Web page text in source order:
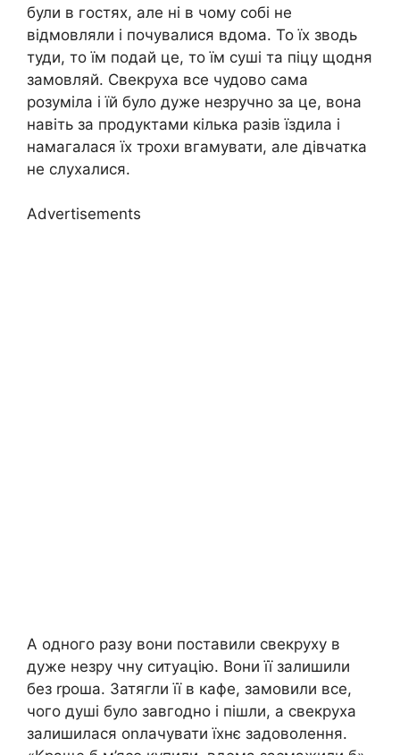
були в гостях, але ні в чому собі не
відмовляли і почувалися вдома. То їх зводь
туди, то їм подай це, то їм суші та піцу щодня
замовляй. Свекруха все чудово сама
розуміла і їй було дуже незручно за це, вона
навіть за продуктами кілька разів їздила і
намагалася їх трохи вгамувати, але дівчатка
не слухалися.
Advertisements
А одного разу вони поставили свекруху в
дуже незру чну ситуацію. Вони її залишили
без rроша. Затягли її в кафе, замовили все,
чого душі було завгодно і пішли, а свекруха
залишилася оnлачувати їхнє задоволення.